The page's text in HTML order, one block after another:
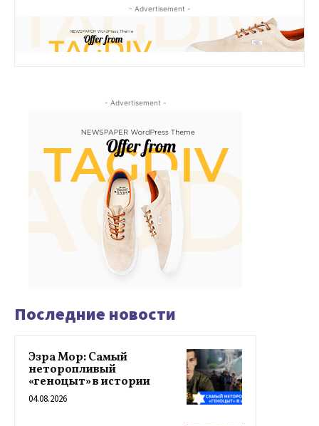
- Advertisement -
- Advertisement -
Последние новости
Эзра Мор: Самый
неторопливый
«геноцыт» в истории
04.08.2026